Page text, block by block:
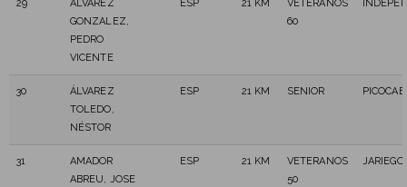
29
ÁLVAREZ
GONZALEZ,
PEDRO
VICENTE
ESP 21 KM
VETERANOS
60
30
ÁLVAREZ
TOLEDO,
NÉSTOR
ESP 21 KM SENIOR
31
AMADOR
ABREU, JOSE
ESP 21 KM
VETERANOS
50